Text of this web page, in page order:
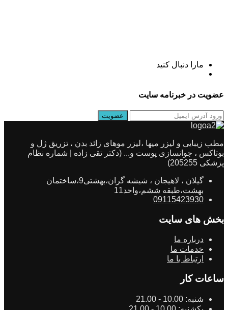
مارا دنبال کنید
عضویت در خبرنامه سایت
مطب زیبایی و لیزر میها ،لیزر موهای زائد بدن ، تزریق ژل و
بوتاکس ، جوانسازی پوست و... (دکتر تقی زاده | شماره نظام
پزشکی 205255)
گیلان ، لاهیجان ، شیشه گران،بهشتی9،ساختمان
بهشت،طبقه ششم،واحد11
09115423930
بخش های سایت
درباره ما
خدمات ما
ارتباط با ما
ساعات کار
شنبه: 10.00 - 21.00